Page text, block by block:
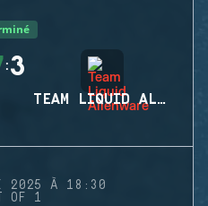
:3
TEAM LIQUID ALIENWARE
2025 À 18:30
OF 1